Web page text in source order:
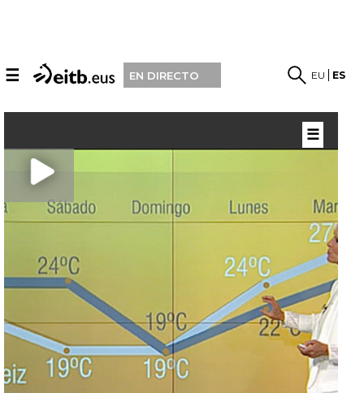
☰ EN DIRECTO EU ES
☰